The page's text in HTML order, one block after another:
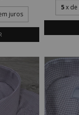
juros
5 x de